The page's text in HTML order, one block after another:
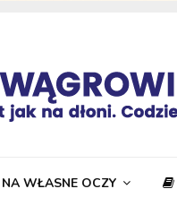
NA WŁASNE OCZY